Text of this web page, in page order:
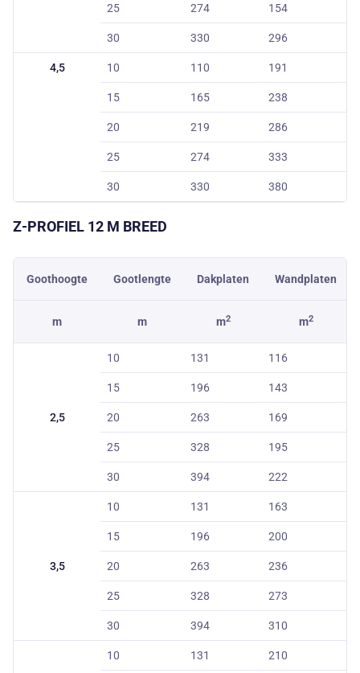
25 274 154
30 330 296
4,5 10 110 191
15 165 238
20 219 286
25 274 333
30 330 380
Z-PROFIEL 12 M BREED
Goothoogte Gootlengte Dakplaten Wandplaten
m m m2 m2
2,5
10 131 116
15 196 143
20 263 169
25 328 195
30 394 222
3,5
10 131 163
15 196 200
20 263 236
25 328 273
30 394 310
10 131 210